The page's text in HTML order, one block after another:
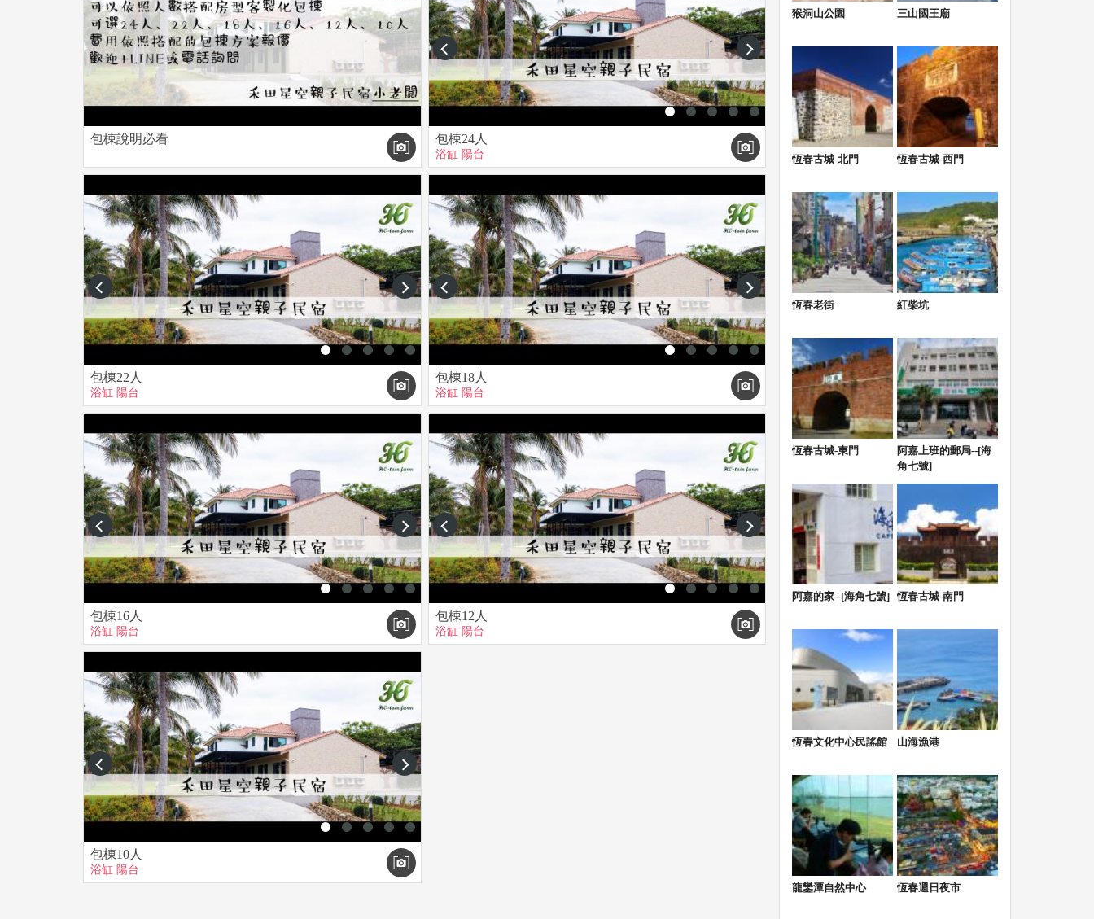
▲ 季節期間：
平日為：星期日～五；假日：星期六
▲房內配備：液晶電視、冷氣、吹風機、衣架、清潔用品(含牙刷.沐浴乳.洗髮精.浴巾) 。
▲室內客餐廳廚房：瓦斯爐、炒鍋、湯鍋、碗盤、飲水機、麻將及麻將桌、餐桌、冰箱。
▲室外配備：泳池、停車場、美式瓦斯烤肉爐(烤網請自備) 、戶外桌椅。
▲請共同愛護民宿空間內設備及物品，請勿搬動家具，如有損失照價賠償。
▲其它服務：
包車導覽、短程接駁、高雄墾丁接駁(以上接駁需自費)
租車服務、水上/陸上活動票劵代購、烤肉食材代訂、蛋糕代訂。
【訂房程序】
(1)請事先來電確認或預約。
(2)經電話訂房確認OK後，請於訂房後3日內匯訂金(房價的30%)，若於保留時間內未收到匯款訂金則將取消訂房，並且不
另行通知。
(3)匯款後請務必來電告知，電話：【0916-363-998(林先生)】
(4)我們於收到訂金後，將為您保留房間，餘款到付。
包棟說明必看
prev next
包棟24人
浴缸 陽台
prev next
包棟22人
浴缸 陽台
prev next
包棟18人
浴缸 陽台
prev next
包棟16人
浴缸 陽台
prev next
包棟12人
浴缸 陽台
prev next
包棟10人
浴缸 陽台
猴洞山公園 三山國王廟
恆春古城-北門 恆春古城-西門
恆春老街 紅柴坑
恆春古城-東門
阿嘉上班的郵局--[海
角七號]
阿嘉的家--[海角七號] 恆春古城-南門
恆春文化中心民謠館 山海漁港
龍鑾潭自然中心 恆春週日夜市